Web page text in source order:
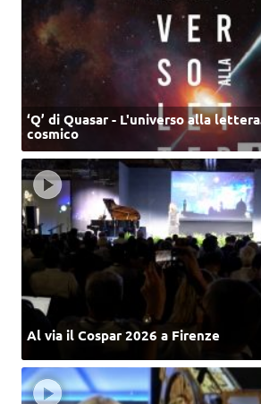
‘Q’ di Quasar - L'universo alla
cosmico
Al via il Cospar 2026 a Firenze